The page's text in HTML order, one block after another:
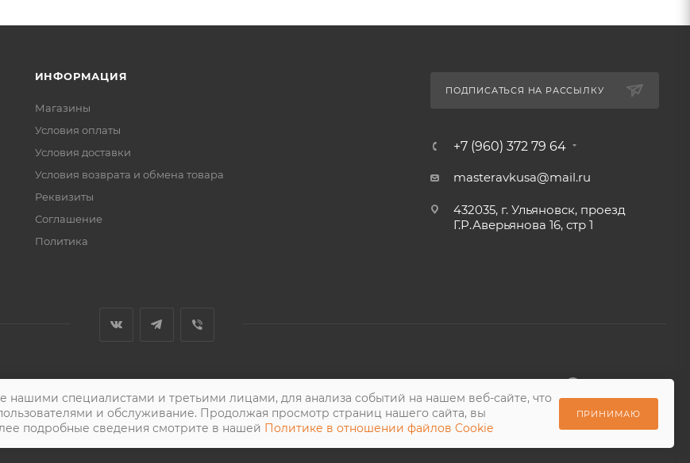
ИНФОРМАЦИЯ
Магазины
Условия оплаты
Условия доставки
Условия возврата и обмена товара
Реквизиты
Соглашение
Политика
ПОДПИСАТЬСЯ НА РАССЫЛКУ
+7 (960) 372 79 64
masteravkusa@mail.ru
432035, г. Ульяновск, проезд
Г.Р.Аверьянова 16, стр 1
нашими специалистами и третьими лицами, для анализа событий на нашем веб-сайте, что
и обслуживание. Продолжая просмотр страниц нашего сайта, вы
подробные сведения смотрите в нашей Политике в отношении файлов Cookie
ПРИНИМАЮ